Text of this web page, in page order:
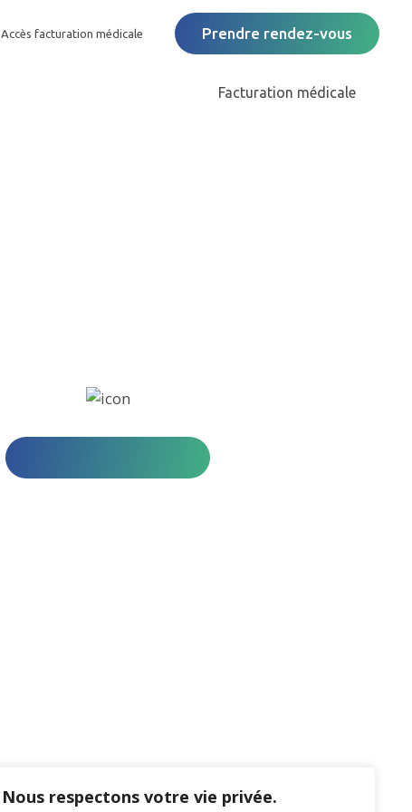
Nous respectons votre vie privée.
Accès facturation médicale Prendre rendez-vous
Facturation médicale